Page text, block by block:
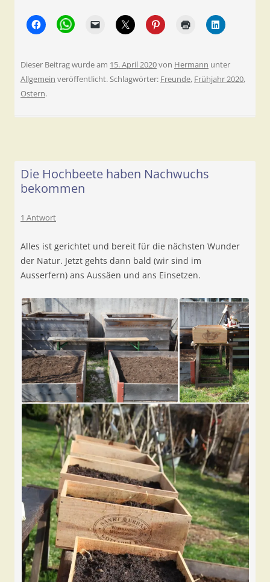
Dieser Beitrag wurde am 15. April 2020von Hermann unter
Allgemein veröffentlicht. Schlagwörter: Freunde, Frühjahr 2020,
Ostern.
Die Hochbeete haben Nachwuchs
bekommen
1 Antwort
Alles ist gerichtet und bereit für die nächsten Wunder
der Natur. Jetzt gehts dann bald (wir sind im
Ausserfern) ans Aussäen und ans Einsetzen.